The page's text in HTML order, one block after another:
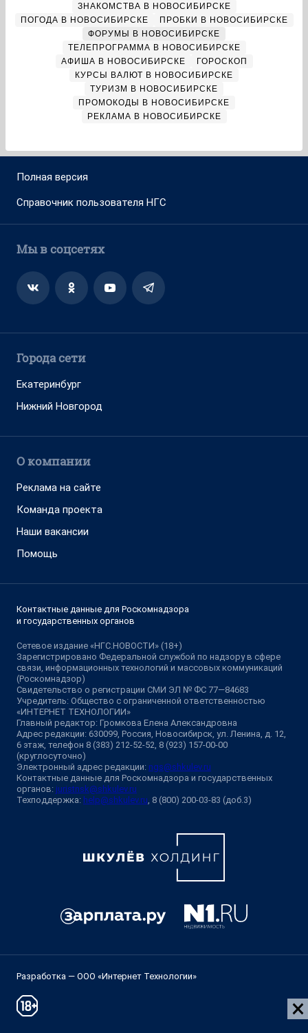
ЗНАКОМСТВА В НОВОСИБИРСКЕ
ПОГОДА В НОВОСИБИРСКЕ
ПРОБКИ В НОВОСИБИРСКЕ
ФОРУМЫ В НОВОСИБИРСКЕ
ТЕЛЕПРОГРАММА В НОВОСИБИРСКЕ
АФИША В НОВОСИБИРСКЕ
ГОРОСКОП
КУРСЫ ВАЛЮТ В НОВОСИБИРСКЕ
ТУРИЗМ В НОВОСИБИРСКЕ
ПРОМОКОДЫ В НОВОСИБИРСКЕ
РЕКЛАМА В НОВОСИБИРСКЕ
Полная версия
Справочник пользователя НГС
Мы в соцсетях
Города сети
Екатеринбург
Нижний Новгород
О компании
Реклама на сайте
Команда проекта
Наши вакансии
Помощь
Контактные данные для Роскомнадзора
и государственных органов
Сетевое издание «НГС.НОВОСТИ» (18+)
Зарегистрировано Федеральной службой по надзору в сфере
связи, информационных технологий и массовых коммуникаций
(Роскомнадзор)
Свидетельство о регистрации СМИ ЭЛ № ФС 77—84683
Учредитель: Общество с ограниченной ответственностью
«ИНТЕРНЕТ ТЕХНОЛОГИИ»
Главный редактор: Громкова Елена Александровна
Адрес редакции: 630099, Россия, Новосибирск, ул. Ленина, д. 12,
6 этаж, телефон 8 (383) 212-52-52, 8 (923) 157-00-00
(круглосуточно)
Электронный адрес редакции: ngs@shkulev.ru
Контактные данные для Роскомнадзора и государственных
органов: juristnsk@shkulev.ru
Техподдержка: help@shkulev.ru , 8 (800) 200-03-83 (доб.3)
Разработка — ООО «Интернет Технологии»